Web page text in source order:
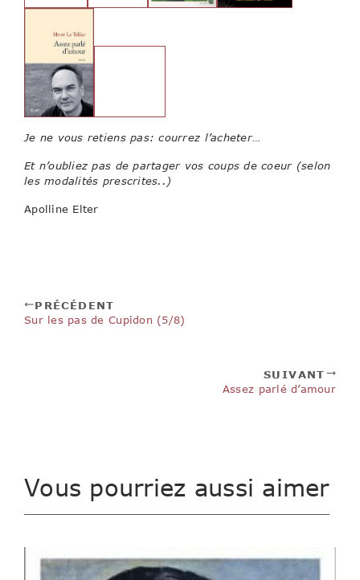
Je ne vous retiens pas: courrez l’acheter…
Et n’oubliez pas de partager vos coups de coeur (selon
les modalités prescrites..)
Apolline Elter
PRÉCÉDENT
Sur les pas de Cupidon (5/8)
SUIVANT
Assez parlé d’amour
Vous pourriez aussi aimer